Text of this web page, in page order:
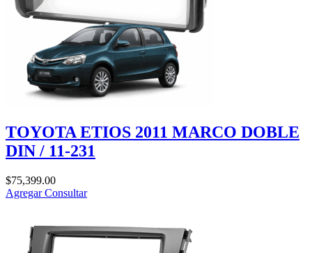
TOYOTA ETIOS 2011 MARCO DOBLE
DIN / 11-231
$75,399.00
AgregarConsultar